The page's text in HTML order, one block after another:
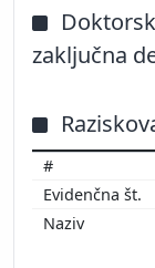
zaključna